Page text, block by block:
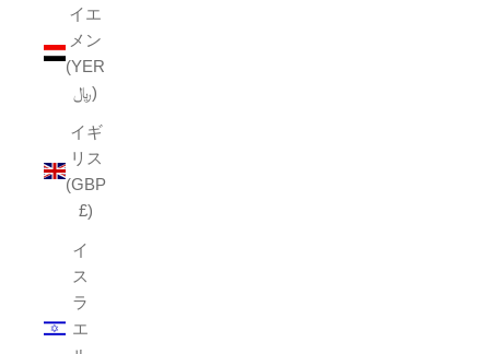
イエ
メン
(YER
﷼)
イギ
リス
(GBP
£)
イ
ス
ラ
エ